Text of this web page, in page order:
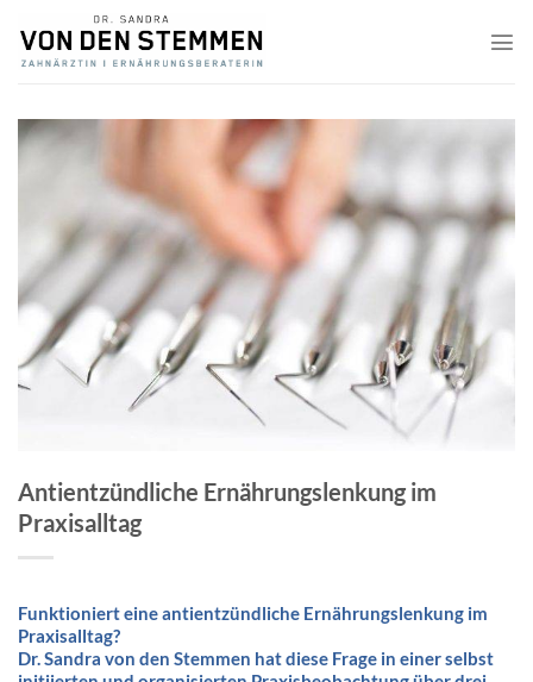
Inhalt
springen
Antientzündliche Ernährungslenkung im
Praxisalltag
Funktioniert eine antientzündliche Ernährungslenkung im
Praxisalltag?
Dr. Sandra von den Stemmen hat diese Frage in einer selbst